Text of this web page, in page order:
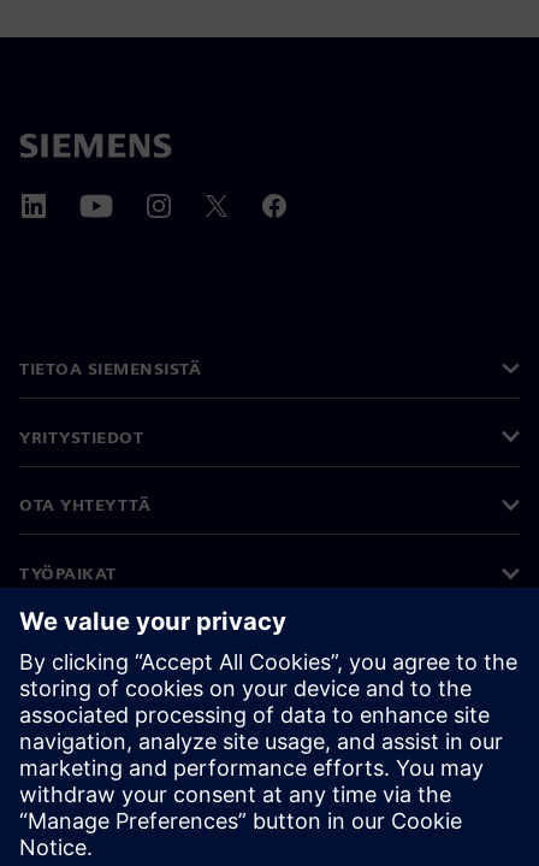
TIETOA SIEMENSISTÄ
YRITYSTIEDOT
OTA YHTEYTTÄ
TYÖPAIKAT
©Siemens 2026
Yritystiedot
Tietosuojailmoitus
Evästekäytäntö